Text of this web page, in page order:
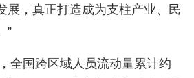
展，真正打造成为支柱产业、民
”
全国跨区域人员流动量累计约